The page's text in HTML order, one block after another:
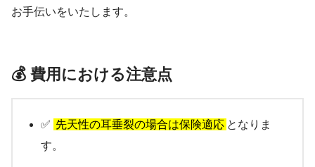
お手伝いをいたします。
💰 費用における注意点
✅ 先天性の耳垂裂の場合は保険適応 となりま
す。